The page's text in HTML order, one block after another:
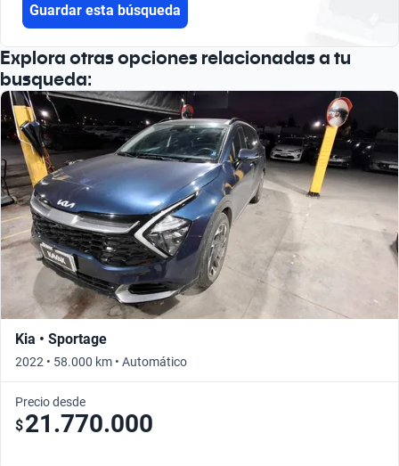
Guardar esta búsqueda
Explora otras opciones relacionadas a tu
busqueda:
Kia • Sportage
2022 • 58.000 km • Automático
Precio desde
$21.770.000